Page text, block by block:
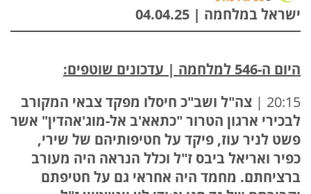
ישראל במלחמה | 04.04.25
היום ה-546 למלחמה | עדכונים שוטפים:
20:15 |
צה"ל ושב"כ חיסלו מפקד צבאי המקורב
לבכירי ארגון הטרור "כתאא'ב אל-מוג'אהדין" אשר
פשט לניר עוז, פיקד על חטיפותיהם של שירי,
כפיר ואריאל ביבס ז"ל וכלל הנראה היה מעורב
ברציחתם. מחמד היה אחראי גם על חטיפתם